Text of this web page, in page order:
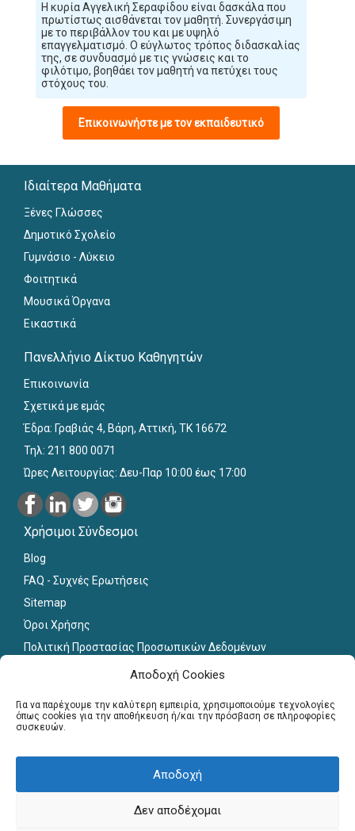
Αποδοχή Cookies
Για να παρέχουμε την καλύτερη εμπειρία, χρησιμοποιούμε τεχνολογίες
όπως cookies για την αποθήκευση ή/και την πρόσβαση σε πληροφορίες
συσκευών.
Αποδοχή
Δεν αποδέχομαι
H κυρία Αγγελική Σεραφίδου είναι δασκάλα που
πρωτίστως αισθάνεται τον μαθητή. Συνεργάσιμη
με το περιβάλλον του και με υψηλό
επαγγελματισμό. Ο εύγλωτος τρόπος διδασκαλίας
της, σε συνδυασμό με τις γνώσεις και το
φιλότιμο, βοηθάει τον μαθητή να πετύχει τους
στόχους του.
Επικοινωνήστε με τον εκπαιδευτικό
Ιδιαίτερα Μαθήματα
Ξένες Γλώσσες
Δημοτικό Σχολείο
Γυμνάσιο - Λύκειο
Φοιτητικά
Μουσικά Όργανα
Εικαστικά
Πανελλήνιο Δίκτυο Καθηγητών
Επικοινωνία
Σχετικά με εμάς
Έδρα: Γραβιάς 4, Βάρη, Αττική, ΤΚ 16672
Τηλ: 211 800 0071
Ώρες Λειτουργίας: Δευ-Παρ 10:00 έως 17:00
Χρήσιμοι Σύνδεσμοι
Blog
FAQ - Συχνές Ερωτήσεις
Sitemap
Όροι Χρήσης
Πολιτική Προστασίας Προσωπικών Δεδομένων
Για εκπαιδευτικούς
Εγγραφή
Γραφείο Διασύνδεσης